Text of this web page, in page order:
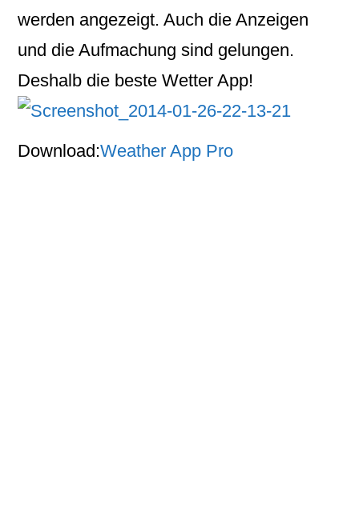
werden angezeigt. Auch die Anzeigen
und die Aufmachung sind gelungen.
Deshalb die beste Wetter App!
Download:Weather App Pro